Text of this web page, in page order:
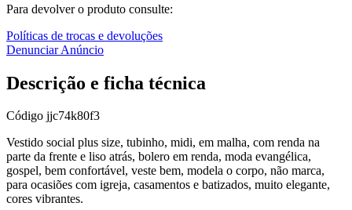
Para devolver o produto consulte:
Políticas de trocas e devoluções
Denunciar Anúncio
Descrição e ficha técnica
Código jjc74k80f3
Vestido social plus size, tubinho, midi, em malha, com renda na
parte da frente e liso atrás, bolero em renda, moda evangélica,
gospel, bem confortável, veste bem, modela o corpo, não marca,
para ocasiões com igreja, casamentos e batizados, muito elegante,
cores vibrantes.